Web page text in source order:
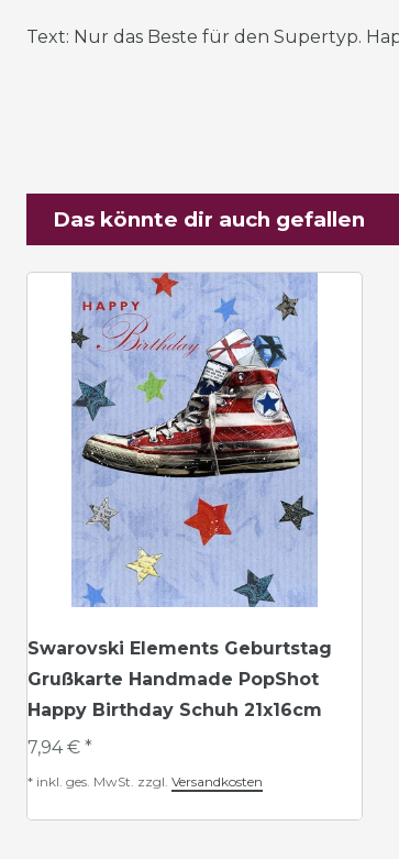
Text: Nur das Beste für den Supertyp.
Das könnte dir auch gefallen
Swarovski Elements Geburtstag
Grußkarte Handmade PopShot
Happy Birthday Schuh 21x16cm
7,94 € *
* inkl. ges. MwSt. zzgl. Versandkosten